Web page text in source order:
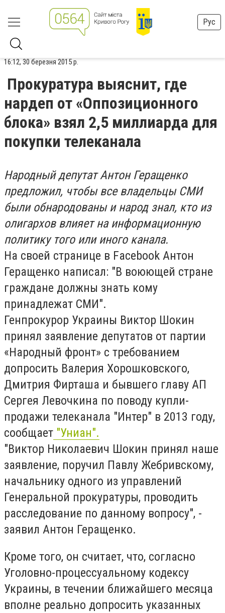
Рус
16:12, 30 березня 2015 р.
Прокуратура выяснит, где
нардеп от «Оппозиционного
блока» взял 2,5 миллиарда для
покупки телеканала
Народный депутат Антон Геращенко
предложил, чтобы все владельцы СМИ
были обнародованы и народ знал, кто из
олигархов влияет на информационную
политику того или иного канала.
На своей странице в Facebook Антон
Геращенко написал: "В воюющей стране
граждане должны знать кому
принадлежат СМИ".
Генпрокурор Украины Виктор Шокин
принял заявление депутатов от партии
«Народный фронт» с требованием
допросить Валерия Хорошковского,
Дмитрия Фирташа и бывшего главу АП
Сергея Левочкина по поводу купли-
продажи телеканала "Интер" в 2013 году,
сообщает "Униан".
"Виктор Николаевич Шокин принял наше
заявление, поручил Павлу Жебривскому,
начальнику одного из управлений
Генеральной прокуратуры, проводить
расследование по данному вопросу", -
заявил Антон Геращенко.
Кроме того, он считает, что, согласно
Уголовно-процессуальному кодексу
Украины, в течении ближайшего месяца
вполне реально допросить указанных